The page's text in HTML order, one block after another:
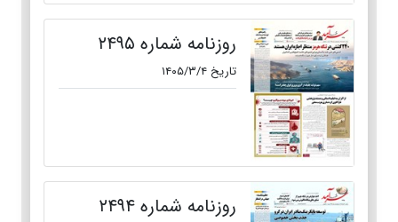
روزنامه شماره ۲۴۹۵
تاریخ ۱۴۰۵/۳/۴
روزنامه شماره ۲۴۹۴